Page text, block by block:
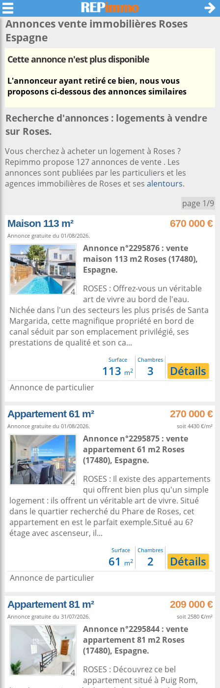
Annonces vente immobilières Roses
Espagne
Cette annonce n'est plus disponible
L'annonceur ayant retiré ce bien, nous vous
proposons ci-dessous des annonces similaires
Recherche d'annonces : logements à vendre
sur Roses.
Vous cherchez à acheter un logement à Roses ?
Repimmo propose 127 annonces de vente . Les
annonces sont publiées par les particuliers et les
agences immobilières de Roses et ses alentours.
page 1/9
Maison 113 m² 670 000 €
Annonce gratuite du 01/08/2026.
4
Annonce n°2295876 : vente
maison 113 m2 Roses(17480),
Espagne.
ROSES : Offrez-vous un véritable
art de vivre au bord de l'eau.
Nichée dans l'un des secteurs les plus prisés de Santa
Margarida, cette magnifique propriété en bord de
canal séduit par son emplacement privilégié, ses
prestations de qualité et son ca...
Surface
113 m2
Chambres
3 Détails
Annonce de particulier
Appartement 61 m² 270 000 €
Annonce gratuite du 01/08/2026. soit 4430 €/m²
4
Annonce n°2295875 : vente
appartement 61 m2 Roses
(17480), Espagne.
ROSES : Il existe des appartements
qui offrent bien plus qu'un simple
logement : ils offrent un véritable art de vivre. Situé
dans le quartier recherché du Phare de Roses, cet
appartement en est le parfait exemple.Situé au 6?
étage avec ascenseur, il...
Surface
61 m2
Chambres
2 Détails
Annonce de particulier
Appartement 81 m² 209 000 €
Annonce gratuite du 31/07/2026. soit 2580 €/m²
4
Annonce n°2295844 : vente
appartement 81 m2 Roses
(17480), Espagne.
ROSES : Découvrez ce bel
appartement situé à Puig Rom,